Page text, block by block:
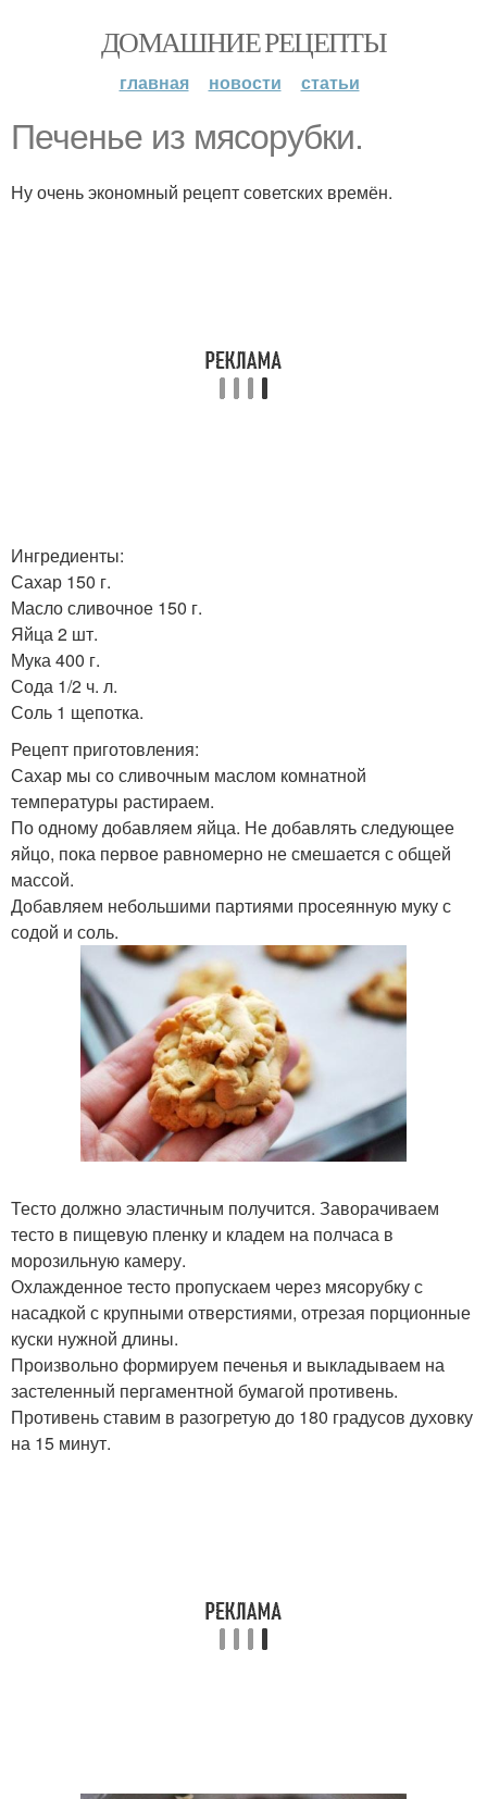
ДОМАШНИЕ РЕЦЕПТЫ
главная новости статьи
Печенье из мясорубки.
Ну очень экономный рецепт советских времён.
Ингредиенты:
Сахар 150 г.
Масло сливочное 150 г.
Яйца 2 шт.
Мука 400 г.
Сода 1/2 ч. л.
Соль 1 щепотка.
Рецепт приготовления:
Сахар мы со сливочным маслом комнатной
температуры растираем.
По одному добавляем яйца. Не добавлять следующее
яйцо, пока первое равномерно не смешается с общей
массой.
Добавляем небольшими партиями просеянную муку с
содой и соль.
Тесто должно эластичным получится. Заворачиваем
тесто в пищевую пленку и кладем на полчаса в
морозильную камеру.
Охлажденное тесто пропускаем через мясорубку с
насадкой с крупными отверстиями, отрезая порционные
куски нужной длины.
Произвольно формируем печенья и выкладываем на
застеленный пергаментной бумагой противень.
Противень ставим в разогретую до 180 градусов духовку
на 15 минут.